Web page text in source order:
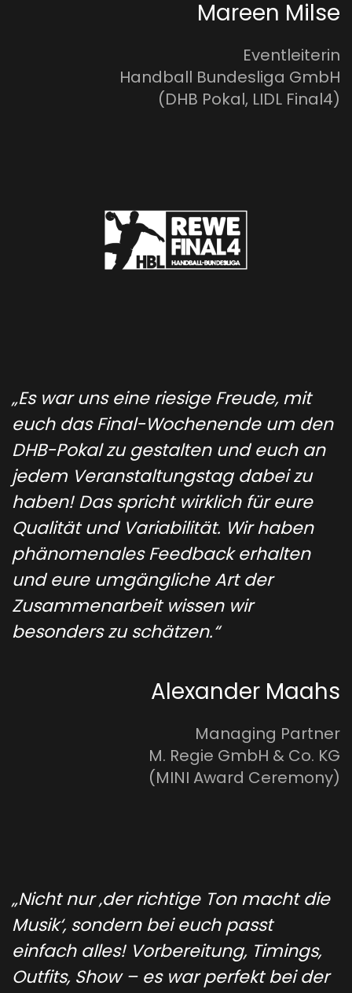
Mareen Milse
Eventleiterin
Handball Bundesliga GmbH
(DHB Pokal, LIDL Final4)
„Es war uns eine riesige Freude, mit
euch das Final-Wochenende um den
DHB-Pokal zu gestalten und euch an
jedem Veranstaltungstag dabei zu
haben! Das spricht wirklich für eure
Qualität und Variabilität. Wir haben
phänomenales Feedback erhalten
und eure umgängliche Art der
Zusammenarbeit wissen wir
besonders zu schätzen.“
Alexander Maahs
Managing Partner
M. Regie GmbH & Co. KG
(MINI Award Ceremony)
„Nicht nur ‚der richtige Ton macht die
Musik‘, sondern bei euch passt
einfach alles! Vorbereitung, Timings,
Outfits, Show – es war perfekt bei der